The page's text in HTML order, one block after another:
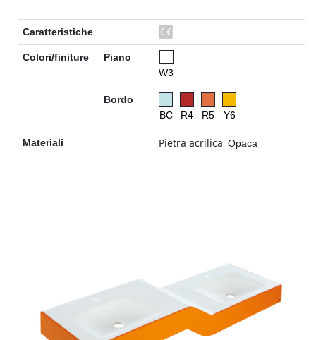
Caratteristiche
Colori/finiture
Piano
W3
Bordo
BC
R4 R5 Y6
Materiali Pietra acrilica Opaca